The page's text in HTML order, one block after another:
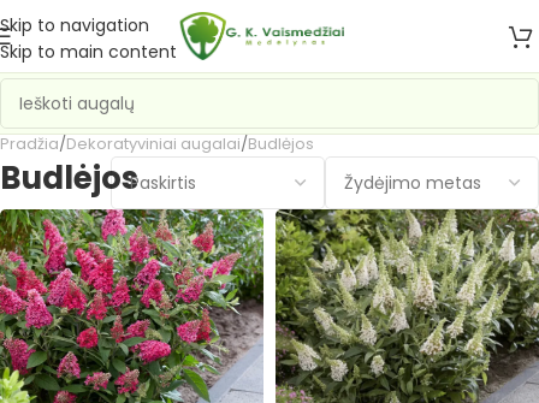
Skip to navigation
Skip to main content
Pradžia/Dekoratyviniai augalai/Budlėjos
Budlėjos